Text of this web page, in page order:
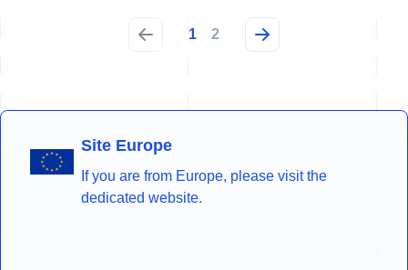
1 2
Site Europe
If you are from Europe, please visit the
dedicated website.